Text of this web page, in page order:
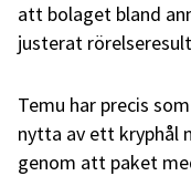
att bolaget bland
justerat
Temu har precis
nytta av ett kryphål
genom att paket